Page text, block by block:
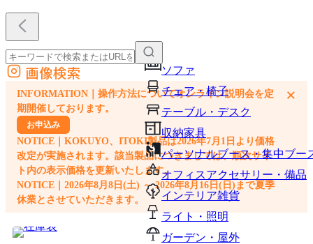
ソファ
チェア・椅子
テーブル・デスク
収納家具
パーソナルブース・集中ブー
オフィスアクセサリー・備品
インテリア雑貨
ライト・照明
ガーデン・屋外
外部サイトの商品をカートに追加
他のサイトで見つけた商品ページのURLを貼り付けて、カートに追加できます
画像検索
INFORMATION｜操作方法についてオンライン説明会を定
期開催しております。
お申込み
NOTICE｜KOKUYO、ITOKI製品は2026年7月1日より価格
改定が実施されます。該当製品につきましては、順次サイ
ト内の表示価格を更新いたします。
NOTICE｜2026年8月8日(土) ～ 2026年8月16日(日)まで夏季
休業とさせていただきます。
×